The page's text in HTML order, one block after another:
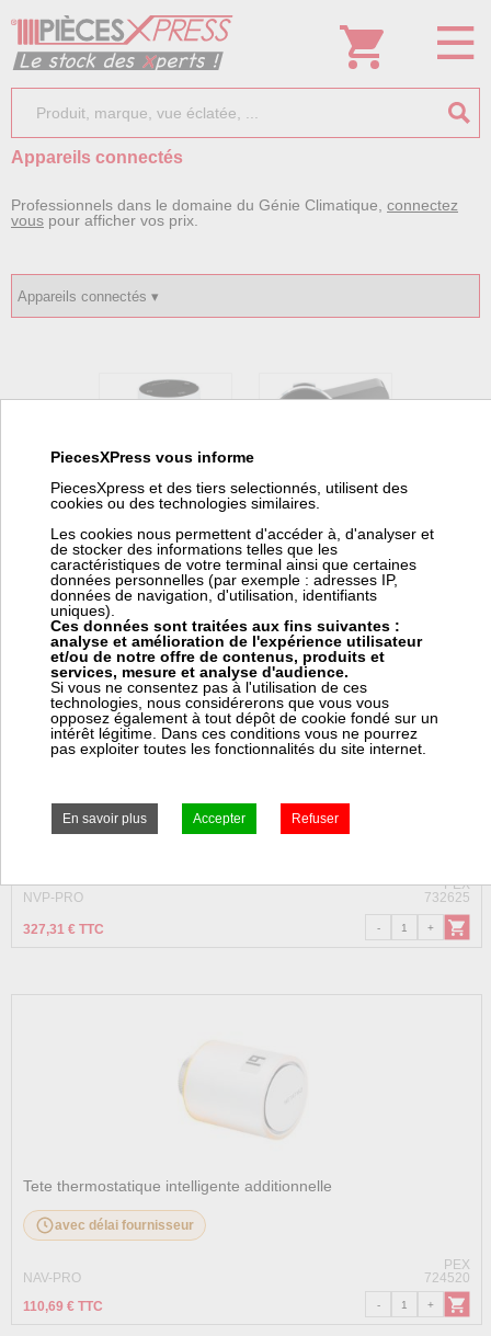
Appareils connectés
Professionnels dans le domaine du Génie Climatique, connectez
vous pour afficher vos prix.
SALUS Smart
Home
Ensembles de
régulation
Articles dans le catalogue Appareils connectés
PEX
NVP-PRO
732625
327,31 € TTC
Tete thermostatique intelligente additionnelle
avec délai fournisseur
PEX
NAV-PRO
724520
110,69 € TTC
PiecesXPress vous informe
PiecesXpress et des tiers selectionnés, utilisent des
cookies ou des technologies similaires.
Les cookies nous permettent d'accéder à, d'analyser et
de stocker des informations telles que les
caractéristiques de votre terminal ainsi que certaines
données personnelles (par exemple : adresses IP,
données de navigation, d'utilisation, identifiants
uniques).
Ces données sont traitées aux fins suivantes :
analyse et amélioration de l'expérience utilisateur
et/ou de notre offre de contenus, produits et
services, mesure et analyse d'audience.
Si vous ne consentez pas à l'utilisation de ces
technologies, nous considérerons que vous vous
opposez également à tout dépôt de cookie fondé sur un
intérêt légitime. Dans ces conditions vous ne pourrez
pas exploiter toutes les fonctionnalités du site internet.